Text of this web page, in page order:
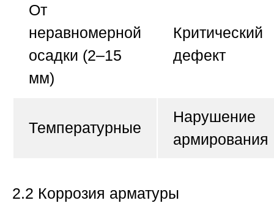
От
неравномерной
осадки (2–15
мм)
Критический
дефект
Температурные
Нарушение
армирования
2.2 Коррозия арматуры